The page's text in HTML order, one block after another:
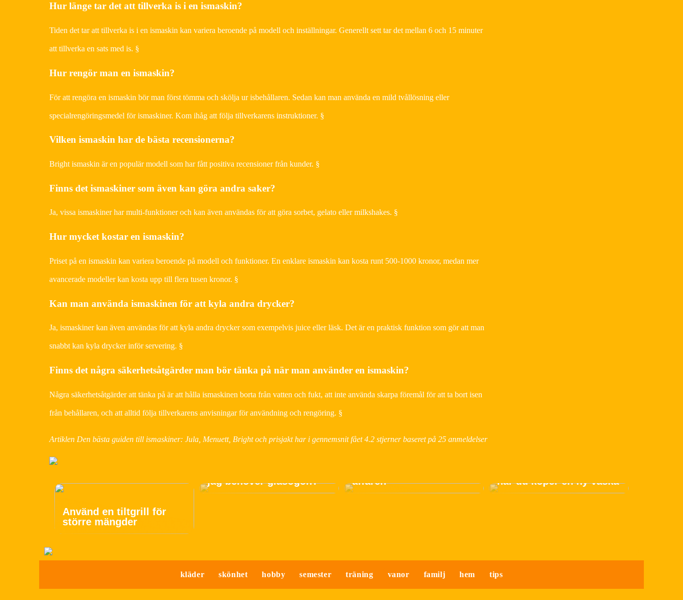
Hur länge tar det att tillverka is i en ismaskin?
Tiden det tar att tillverka is i en ismaskin kan variera beroende på modell och inställningar. Generellt sett tar det mellan 6 och 15 minuter
att tillverka en sats med is. §
Hur rengör man en ismaskin?
För att rengöra en ismaskin bör man först tömma och skölja ur isbehållaren. Sedan kan man använda en mild tvållösning eller
specialrengöringsmedel för ismaskiner. Kom ihåg att följa tillverkarens instruktioner. §
Vilken ismaskin har de bästa recensionerna?
Bright ismaskin är en populär modell som har fått positiva recensioner från kunder. §
Finns det ismaskiner som även kan göra andra saker?
Ja, vissa ismaskiner har multi-funktioner och kan även användas för att göra sorbet, gelato eller milkshakes. §
Hur mycket kostar en ismaskin?
Priset på en ismaskin kan variera beroende på modell och funktioner. En enklare ismaskin kan kosta runt 500-1000 kronor, medan mer
avancerade modeller kan kosta upp till flera tusen kronor. §
Kan man använda ismaskinen för att kyla andra drycker?
Ja, ismaskiner kan även användas för att kyla andra drycker som exempelvis juice eller läsk. Det är en praktisk funktion som gör att man
snabbt kan kyla drycker inför servering. §
Finns det några säkerhetsåtgärder man bör tänka på när man använder en ismaskin?
Några säkerhetsåtgärder att tänka på är att hålla ismaskinen borta från vatten och fukt, att inte använda skarpa föremål för att ta bort isen
från behållaren, och att alltid följa tillverkarens anvisningar för användning och rengöring. §
Artiklen Den bästa guiden till ismaskiner: Jula, Menuett, Bright och prisjakt har i gennemsnit fået4.2 stjerner baseret på 25 anmeldelser
Använd en tiltgrill för
större mängder
jag behöver glasögon?
affären
när du köper en ny väska
kläder skönhet hobby semester träning vanor familj hem tips